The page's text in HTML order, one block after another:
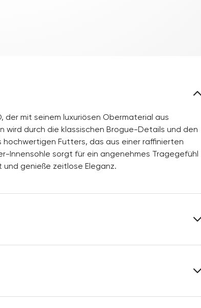
der mit seinem luxuriösen Obermaterial aus
wird durch die klassischen Brogue-Details und den
Futters, das aus einer raffinierten
Innensohle sorgt für ein angenehmes Tragegefühl
und genieße zeitlose Eleganz.
Obermaterial:
Glattleder
Informationen zum Thema findest Du im Bereich